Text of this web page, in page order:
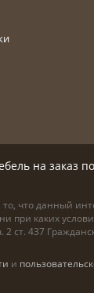
на заказ
что данный
при каких
ст. 437
и